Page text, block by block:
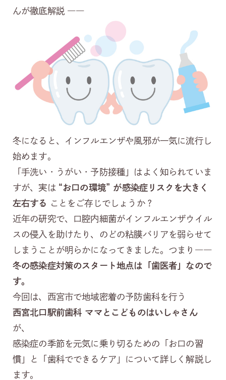
んが徹底解説 ――
冬になると、インフルエンザや風邪が一気に流行し
始めます。
「手洗い・うがい・予防接種」はよく知られていま
すが、実は “お口の環境” が感染症リスクを大きく
左右する
ことをご存じでしょうか？
近年の研究で、口腔内細菌がインフルエンザウイル
スの侵入を助けたり、のどの粘膜バリアを弱らせて
しまうことが明らかになってきました。つまり――
冬の感染症対策のスタート地点は「歯医者」なので
す。
今回は、西宮市で地域密着の予防歯科を行う
西宮北口駅前歯科 ママとこどものはいしゃさん
が、
感染症の季節を元気に乗り切るための「お口の習
慣」と「歯科でできるケア」について詳しく解説し
ます。